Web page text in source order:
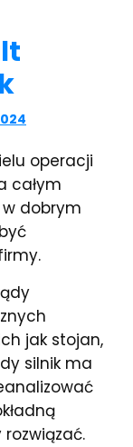
operacji
całym
dobrym
jak stojan,
silnik ma